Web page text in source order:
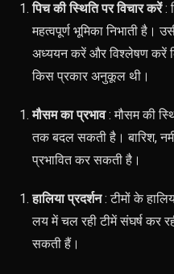
पिच की स्थिति पर विचार करें:
महत्वपूर्ण भूमिका निभाती है।
अध्ययन करें और विश्लेषण करें
किस प्रकार अनुकूल थी।
मौसम का प्रभाव: मौसम की
तक बदल सकती है। बारिश,
प्रभावित कर सकती है।
हालिया प्रदर्शन: टीमों के
लय में चल रही टीमें संघर्ष कर
सकती हैं।